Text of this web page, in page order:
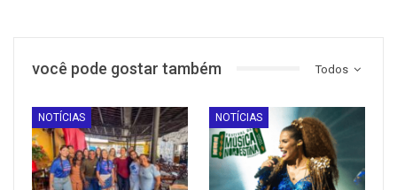
Todos
você pode gostar também
NOTÍCIAS NOTÍCIAS